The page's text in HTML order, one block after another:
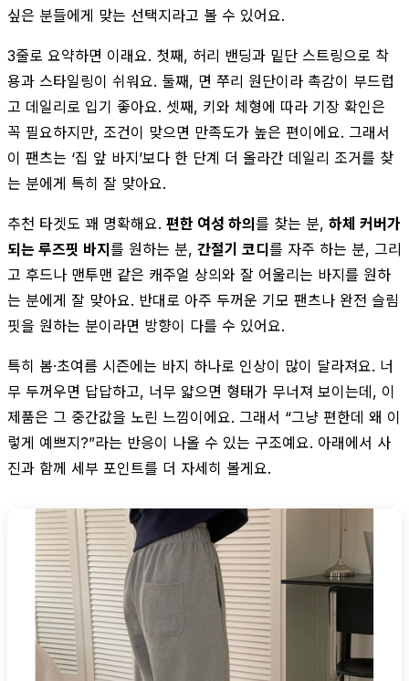
싶은 분들에게 맞는 선택지라고 볼 수 있어요.
3줄로 요약하면 이래요. 첫째, 허리 밴딩과 밑단 스트링으로 착
용과 스타일링이 쉬워요. 둘째, 면 쭈리 원단이라 촉감이 부드럽
고 데일리로 입기 좋아요. 셋째, 키와 체형에 따라 기장 확인은
꼭 필요하지만, 조건이 맞으면 만족도가 높은 편이에요. 그래서
이 팬츠는 ‘집 앞 바지’보다 한 단계 더 올라간 데일리 조거를 찾
는 분에게 특히 잘 맞아요.
추천 타겟도 꽤 명확해요. 편한 여성 하의를 찾는 분, 하체 커버가
되는 루즈핏 바지를 원하는 분, 간절기 코디를 자주 하는 분, 그리
고 후드나 맨투맨 같은 캐주얼 상의와 잘 어울리는 바지를 원하
는 분에게 잘 맞아요. 반대로 아주 두꺼운 기모 팬츠나 완전 슬림
핏을 원하는 분이라면 방향이 다를 수 있어요.
특히 봄·초여름 시즌에는 바지 하나로 인상이 많이 달라져요. 너
무 두꺼우면 답답하고, 너무 얇으면 형태가 무너져 보이는데, 이
제품은 그 중간값을 노린 느낌이에요. 그래서 “그냥 편한데 왜 이
렇게 예쁘지?”라는 반응이 나올 수 있는 구조예요. 아래에서 사
진과 함께 세부 포인트를 더 자세히 볼게요.